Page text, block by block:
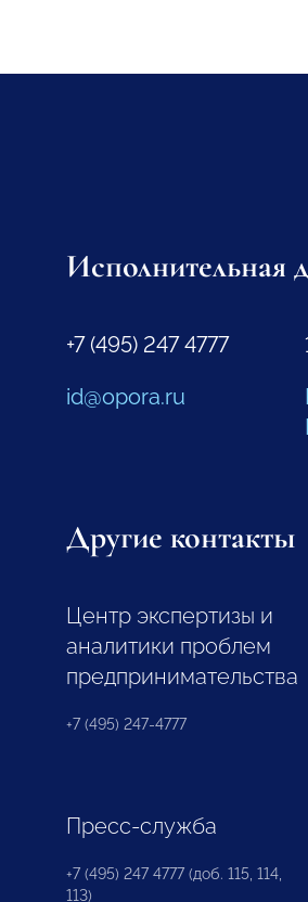
Исполнительная
+7 (495) 247 4777
id@opora.ru
Другие контакты
Центр экспертизы и
аналитики проблем
предпринимательства
+7 (495) 247-4777
Пресс-служба
+7 (495) 247 4777 (доб. 115, 114,
113)